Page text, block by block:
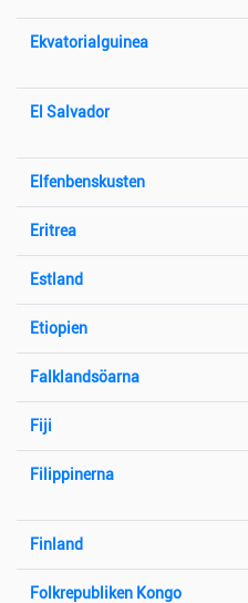
Ekvatorialguinea
El Salvador
Elfenbenskusten
Eritrea
Estland
Etiopien
Falklandsöarna
Fiji
Filippinerna
Finland
Folkrepubliken Kongo